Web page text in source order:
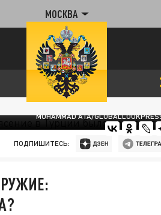
МОСКВА
MUHAMMAD ATA/
ПОДПИШИТЕСЬ: